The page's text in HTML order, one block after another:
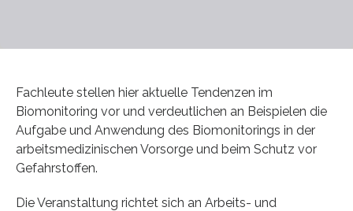
Fachleute stellen hier aktuelle Tendenzen im
Biomonitoring vor und verdeutlichen an Beispielen die
Aufgabe und Anwendung des Biomonitorings in der
arbeitsmedizinischen Vorsorge und beim Schutz vor
Gefahrstoffen.
Die Veranstaltung richtet sich an Arbeits- und